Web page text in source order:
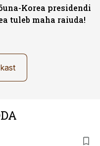
Korea presidendi
tuleb maha raiuda!